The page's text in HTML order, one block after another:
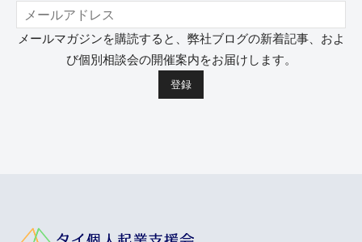
メールマガジンを購読すると、弊社ブログの新着記事、およ
び個別相談会の開催案内をお届けします。